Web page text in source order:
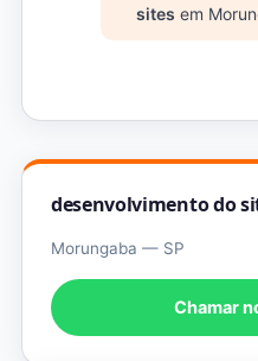
sites em
desenvolvimento do
Morungaba — SP
Chamar